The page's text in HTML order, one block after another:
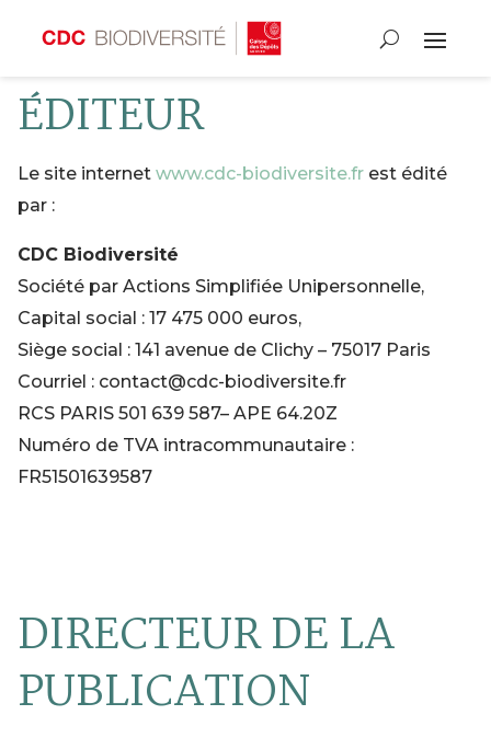
ÉDITEUR
Le site internet www.cdc-biodiversite.fr est édité
par :
CDC Biodiversité
Société par Actions Simplifiée Unipersonnelle,
Capital social : 17 475 000 euros,
Siège social : 141 avenue de Clichy – 75017 Paris
Courriel : contact@cdc-biodiversite.fr
RCS PARIS 501 639 587– APE 64.20Z
Numéro de TVA intracommunautaire :
FR51501639587
DIRECTEUR DE LA
PUBLICATION